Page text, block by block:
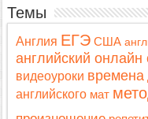
Темы
Англия ЕГЭ США
английский онлайн
видеоуроки времена
английского мат